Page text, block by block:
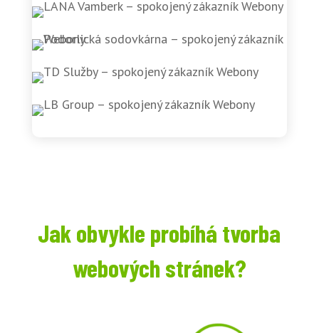
Jak obvykle probíhá tvorba
webových stránek?